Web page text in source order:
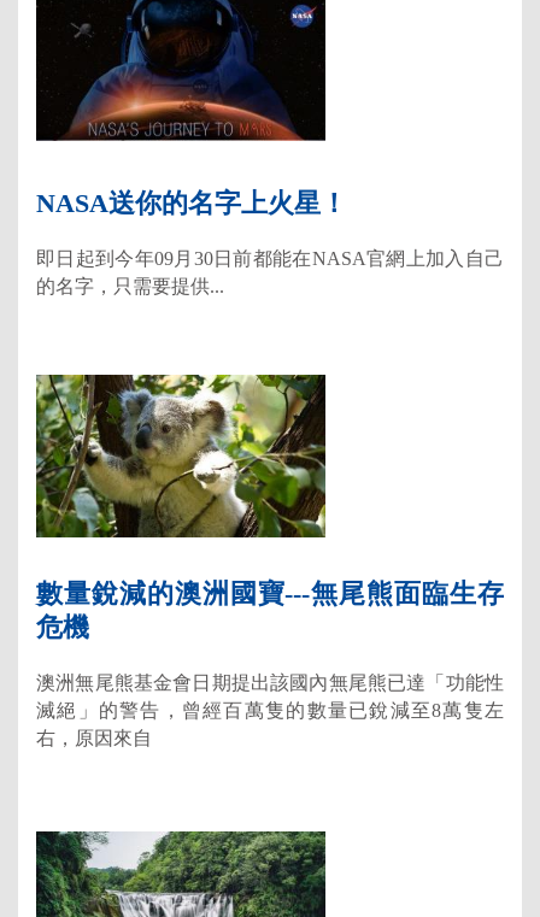
NASA送你的名字上火星！
即日起到今年09月30日前都能在NASA官網上加入自己
的名字，只需要提供...
數量銳減的澳洲國寶---無尾熊面臨生存
危機
澳洲無尾熊基金會日期提出該國內無尾熊已達「功能性
滅絕」的警告，曾經百萬隻的數量已銳減至8萬隻左
右，原因來自